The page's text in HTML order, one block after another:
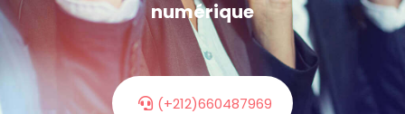
numérique
(+212)660487969